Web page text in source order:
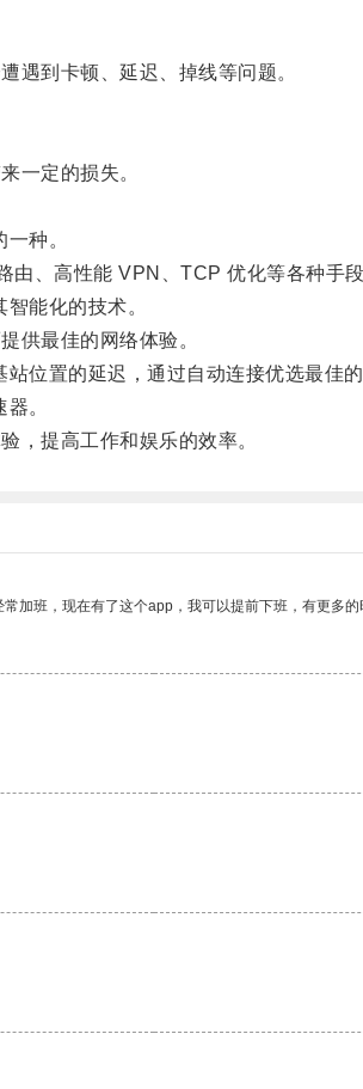
到卡顿、延迟、掉线等问题。
一定的损失。
种。
高性能 VPN、TCP 优化等各种手段
能化的技术。
最佳的网络体验。
置的延迟，通过自动连接优选最佳的
。
提高工作和娱乐的效率。
加班，现在有了这个app，我可以提前下班，有更多的